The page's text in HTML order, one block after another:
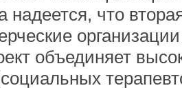
надеется, что
объединяет